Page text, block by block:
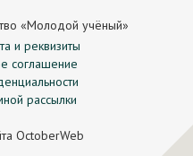
«Молодой учёный»
и реквизиты
соглашение
рассылки
OctoberWeb